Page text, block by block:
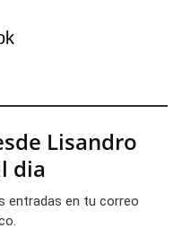
Lisandro
dia
entradas en tu correo